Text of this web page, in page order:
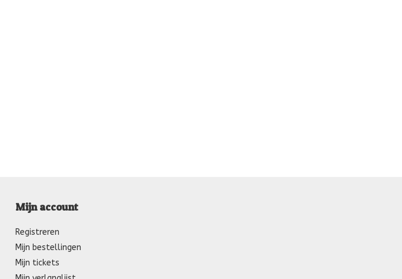
Mijn account
Registreren
Mijn bestellingen
Mijn tickets